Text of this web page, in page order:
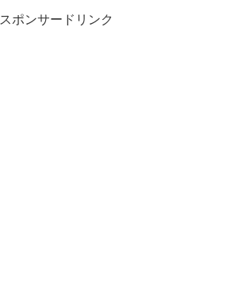
スポンサードリンク